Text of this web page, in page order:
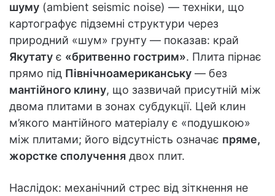
шуму (ambient seismic noise) — техніки, що
картографує підземні структури через
природний «шум» грунту — показав: край
Якутату є «бритвенно гострим». Плита пірнає
прямо під Північноамериканську — без
мантійного клину, що зазвичай присутній між
двома плитами в зонах субдукції. Цей клин
м’якого мантійного матеріалу є «подушкою»
між плитами; його відсутність означає пряме,
жорстке сполучення двох плит.
Наслідок: механічний стрес від зіткнення не